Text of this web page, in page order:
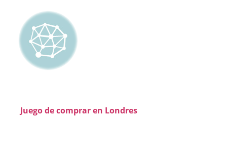
Juego de comprar en Londres